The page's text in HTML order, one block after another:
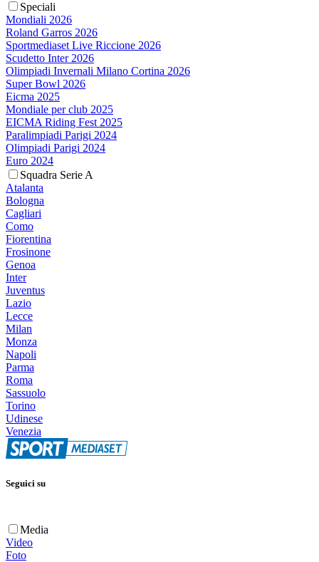
Speciali
Mondiali 2026
Roland Garros 2026
Sportmediaset Live Riccione 2026
Scudetto Inter 2026
Olimpiadi Invernali Milano Cortina 2026
Super Bowl 2026
Eicma 2025
Mondiale per club 2025
EICMA Riding Fest 2025
Paralimpiadi Parigi 2024
Olimpiadi Parigi 2024
Euro 2024
Squadra Serie A
Atalanta
Bologna
Cagliari
Como
Fiorentina
Frosinone
Genoa
Inter
Juventus
Lazio
Lecce
Milan
Monza
Napoli
Parma
Roma
Sassuolo
Torino
Udinese
Venezia
Seguici su
Media
Video
Foto